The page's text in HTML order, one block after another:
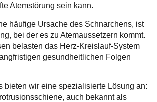
Atemstörung sein kann.
häufige Ursache des Schnarchens, ist
bei der es zu Atemaussetzern kommt.
belasten das Herz-Kreislauf-System
gesundheitlichen Folgen
bieten wir eine spezialisierte Lösung an:
, auch bekannt als